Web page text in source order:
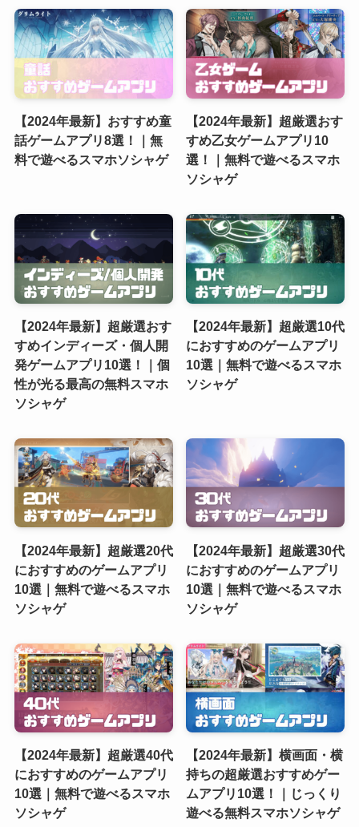
【2024年最新】おすすめ童
話ゲームアプリ8選！｜無
料で遊べるスマホソシャゲ
【2024年最新】超厳選おす
すめ乙女ゲームアプリ10
選！｜無料で遊べるスマホ
ソシャゲ
【2024年最新】超厳選おす
すめインディーズ・個人開
発ゲームアプリ10選！｜個
性が光る最高の無料スマホ
ソシャゲ
【2024年最新】超厳選10代
におすすめのゲームアプリ
10選｜無料で遊べるスマホ
ソシャゲ
【2024年最新】超厳選20代
におすすめのゲームアプリ
10選｜無料で遊べるスマホ
ソシャゲ
【2024年最新】超厳選30代
におすすめのゲームアプリ
10選｜無料で遊べるスマホ
ソシャゲ
【2024年最新】超厳選40代
におすすめのゲームアプリ
10選｜無料で遊べるスマホ
ソシャゲ
【2024年最新】横画面・横
持ちの超厳選おすすめゲー
ムアプリ10選！｜じっくり
遊べる無料スマホソシャゲ